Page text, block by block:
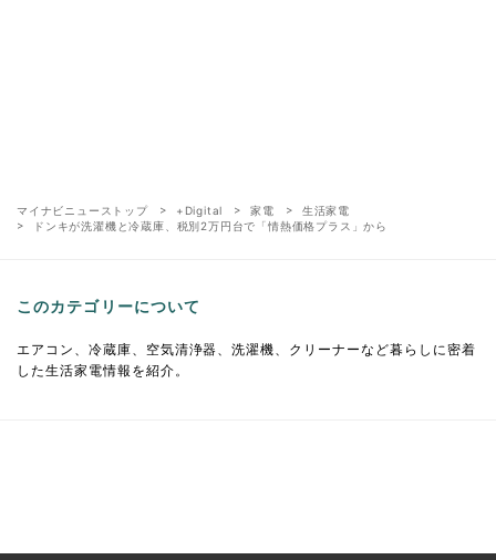
マイナビニューストップ +Digital 家電
生活家電
ドンキが洗濯機と冷蔵庫、税別2万円台で「情熱価格プラス」から
このカテゴリーについて
エアコン、冷蔵庫、空気清浄器、洗濯機、クリーナーなど暮らしに密着
した生活家電情報を紹介。